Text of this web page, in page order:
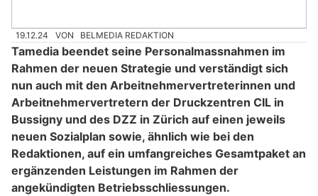
19.12.24 VON BELMEDIA REDAKTION
Tamedia beendet seine Personalmassnahmen im
Rahmen der neuen Strategie und verständigt sich
nun auch mit den Arbeitnehmervertreterinnen und
Arbeitnehmervertretern der Druckzentren CIL in
Bussigny und des DZZ in Zürich auf einen jeweils
neuen Sozialplan sowie, ähnlich wie bei den
Redaktionen, auf ein umfangreiches Gesamtpaket an
ergänzenden Leistungen im Rahmen der
angekündigten Betriebsschliessungen.